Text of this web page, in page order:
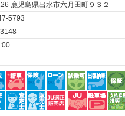
鹿児島県出水市六月田町９３２
5793